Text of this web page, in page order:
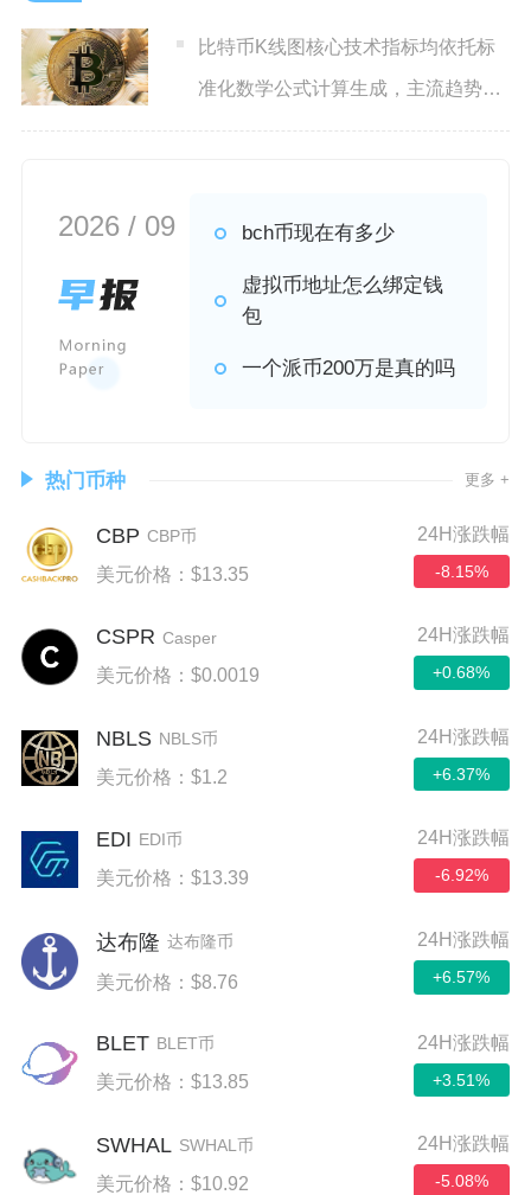
比特币K线图核心技术指标均依托标
准化数学公式计算生成，主流趋势
类、震荡类、波动率类指标有固
2026 / 09 bch币现在有多少
虚拟币地址怎么绑定钱
包
一个派币200万是真的吗
热门币种 更多 +
CBP CBP币
美元价格：$13.35
24H涨跌幅
-8.15%
CSPR Casper
美元价格：$0.0019
24H涨跌幅
+0.68%
NBLS NBLS币
美元价格：$1.2
24H涨跌幅
+6.37%
EDI EDI币
美元价格：$13.39
24H涨跌幅
-6.92%
达布隆 达布隆币
美元价格：$8.76
24H涨跌幅
+6.57%
BLET BLET币
美元价格：$13.85
24H涨跌幅
+3.51%
SWHAL SWHAL币
美元价格：$10.92
24H涨跌幅
-5.08%